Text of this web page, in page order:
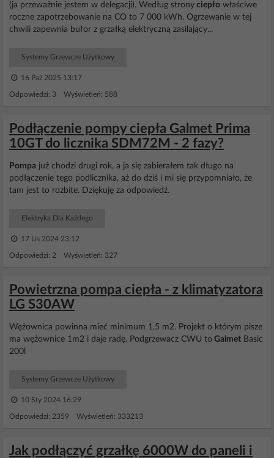
(ja przeważnie jestem w delegacji). Według strony ciepło właściwe
roczne zapotrzebowanie na CO to 7 000 kWh. Ogrzewanie w tej
chwili zapewnia bufor z grzałką elektryczną zasilający...
Systemy Grzewcze Użytkowy
16 Paź 2025 13:17
Odpowiedzi: 3 Wyświetleń: 588
Podłączenie pompy ciepła Galmet Prima
10GT do licznika SDM72M - 2 fazy?
Pompa już chodzi drugi rok, a ja się zabierałem tak długo na
podłączenie tego podlicznika, aż do dziś i mi się przypomniało, że
tam jest to rozbite. Dziękuję za odpowiedź.
Elektryka Dla Każdego
17 Lis 2024 23:12
Odpowiedzi: 2 Wyświetleń: 327
Powietrzna pompa ciepła - z klimatyzatora
LG S30AW
Wężownica powinna mieć minimum 1,5 m2. Projekt o którym pisze
ma wężownice 1m2 i daje radę. Podgrzewacz CWU to Galmet Basic
200l
Systemy Grzewcze Użytkowy
10 Sty 2024 16:29
Odpowiedzi: 2359 Wyświetleń: 333213
Jak podłączyć grzałkę 6000W do paneli i